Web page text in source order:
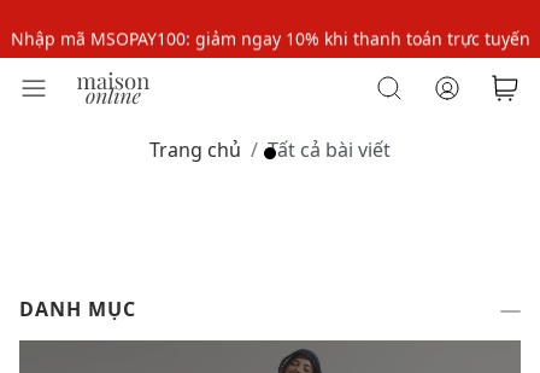
Nhập mã MSOPAY100: giảm ngay 10% khi thanh toán trực tuyến
Nhập mã: MSOXINCHAO - Giảm 10% đơn đầu cho thành viên mới!
Nhập mã: MSOXINCHAO - Giảm 10% đơn đầu cho thành viên mới!
Trang chủ Tất cả bài viết
DANH MỤC